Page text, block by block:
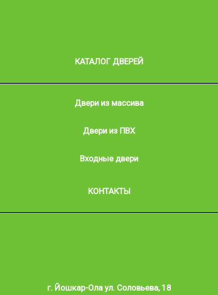
КАТАЛОГ ДВЕРЕЙ
Двери из массива
Двери из ПВХ
Входные двери
КОНТАКТЫ
г. Йошкар-Ола ул. Соловьева, 18